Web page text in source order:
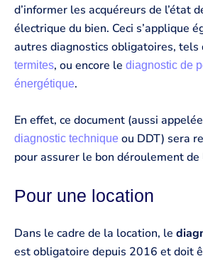
d’informer les acquéreurs de l’état
électrique du bien. Ceci s’applique
autres diagnostics obligatoires, tels
termites, ou encore le diagnostic de
énergétique.
En effet, ce document (aussi appelée
diagnostic technique ou DDT) sera
pour assurer le bon déroulement de
Pour une location
Dans le cadre de la location, le
est obligatoire depuis 2016 et doit